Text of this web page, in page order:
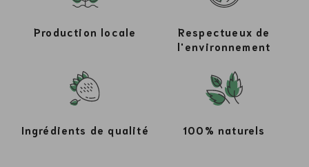
Production locale
Respectueux de
l'environnement
Ingrédients de qualité 100% naturels